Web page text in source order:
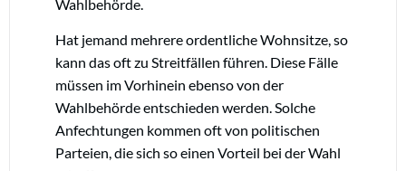
Wahlbehörde.
Hat jemand mehrere ordentliche Wohnsitze, so
kann das oft zu Streitfällen führen. Diese Fälle
müssen im Vorhinein ebenso von der
Wahlbehörde entschieden werden. Solche
Anfechtungen kommen oft von politischen
Parteien, die sich so einen Vorteil bei der Wahl